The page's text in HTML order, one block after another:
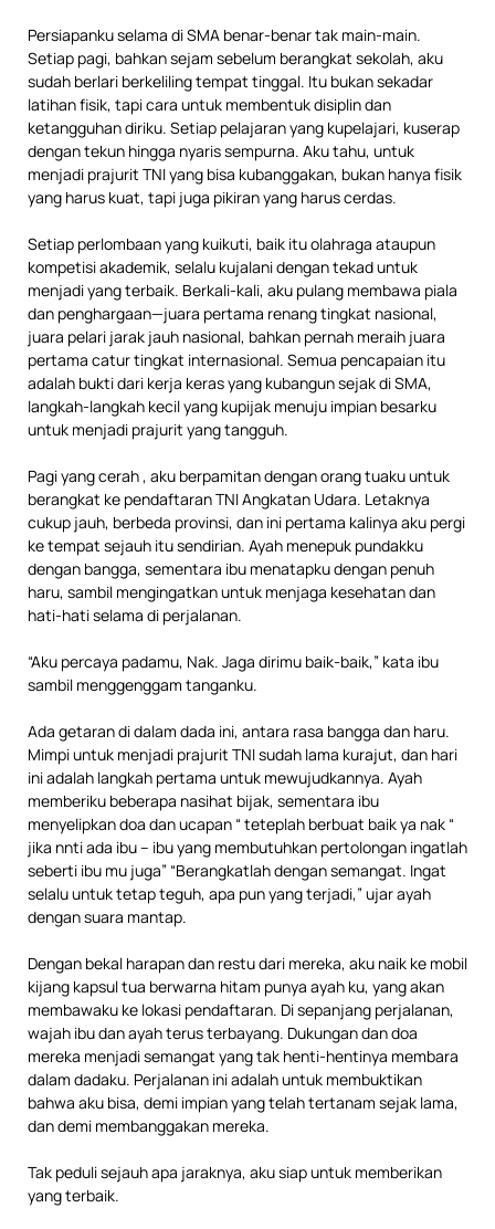
Persiapanku selama di SMA benar-benar tak main-main.
Setiap pagi, bahkan sejam sebelum berangkat sekolah, aku
sudah berlari berkeliling tempat tinggal. Itu bukan sekadar
latihan fisik, tapi cara untuk membentuk disiplin dan
ketangguhan diriku. Setiap pelajaran yang kupelajari, kuserap
dengan tekun hingga nyaris sempurna. Aku tahu, untuk
menjadi prajurit TNI yang bisa kubanggakan, bukan hanya fisik
yang harus kuat, tapi juga pikiran yang harus cerdas.
Setiap perlombaan yang kuikuti, baik itu olahraga ataupun
kompetisi akademik, selalu kujalani dengan tekad untuk
menjadi yang terbaik. Berkali-kali, aku pulang membawa piala
dan penghargaan—juara pertama renang tingkat nasional,
juara pelari jarak jauh nasional, bahkan pernah meraih juara
pertama catur tingkat internasional. Semua pencapaian itu
adalah bukti dari kerja keras yang kubangun sejak di SMA,
langkah-langkah kecil yang kupijak menuju impian besarku
untuk menjadi prajurit yang tangguh.
Pagi yang cerah , aku berpamitan dengan orang tuaku untuk
berangkat ke pendaftaran TNI Angkatan Udara. Letaknya
cukup jauh, berbeda provinsi, dan ini pertama kalinya aku pergi
ke tempat sejauh itu sendirian. Ayah menepuk pundakku
dengan bangga, sementara ibu menatapku dengan penuh
haru, sambil mengingatkan untuk menjaga kesehatan dan
hati-hati selama di perjalanan.
“Aku percaya padamu, Nak. Jaga dirimu baik-baik,” kata ibu
sambil menggenggam tanganku.
Ada getaran di dalam dada ini, antara rasa bangga dan haru.
Mimpi untuk menjadi prajurit TNI sudah lama kurajut, dan hari
ini adalah langkah pertama untuk mewujudkannya. Ayah
memberiku beberapa nasihat bijak, sementara ibu
menyelipkan doa dan ucapan “ teteplah berbuat baik ya nak “
jika nnti ada ibu – ibu yang membutuhkan pertolongan ingatlah
seberti ibu mu juga” “Berangkatlah dengan semangat. Ingat
selalu untuk tetap teguh, apa pun yang terjadi,” ujar ayah
dengan suara mantap.
Dengan bekal harapan dan restu dari mereka, aku naik ke mobil
kijang kapsul tua berwarna hitam punya ayah ku, yang akan
membawaku ke lokasi pendaftaran. Di sepanjang perjalanan,
wajah ibu dan ayah terus terbayang. Dukungan dan doa
mereka menjadi semangat yang tak henti-hentinya membara
dalam dadaku. Perjalanan ini adalah untuk membuktikan
bahwa aku bisa, demi impian yang telah tertanam sejak lama,
dan demi membanggakan mereka.
Tak peduli sejauh apa jaraknya, aku siap untuk memberikan
yang terbaik.